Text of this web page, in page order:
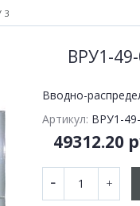
3
ВРУ1-
Вводно-
Артикул: ВРУ1-
49312.20